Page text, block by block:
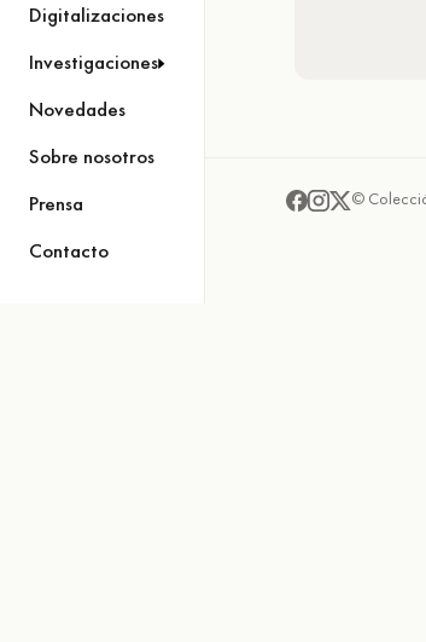
Digitalizaciones
Investigaciones
Novedades
Sobre nosotros
Prensa
Contacto
©